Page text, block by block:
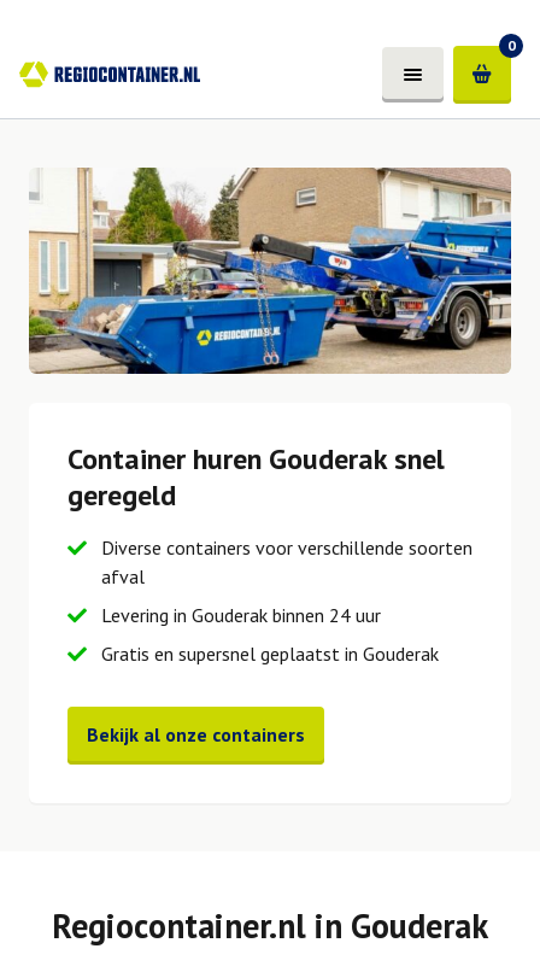
0
Container huren Gouderak snel
geregeld
Diverse containers voor verschillende soorten
afval
Levering in Gouderak binnen 24 uur
Gratis en supersnel geplaatst in Gouderak
Bekijk al onze containers
Regiocontainer.nl in Gouderak